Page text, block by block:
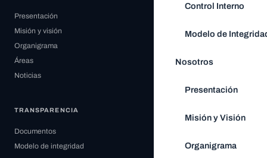
Control Interno
Modelo de
Nosotros
Presentación
Misión y Visión
Organigrama
Presentación
Misión y visión
Organigrama
Áreas
Noticias
TRANSPARENCIA
Documentos
Modelo de integridad